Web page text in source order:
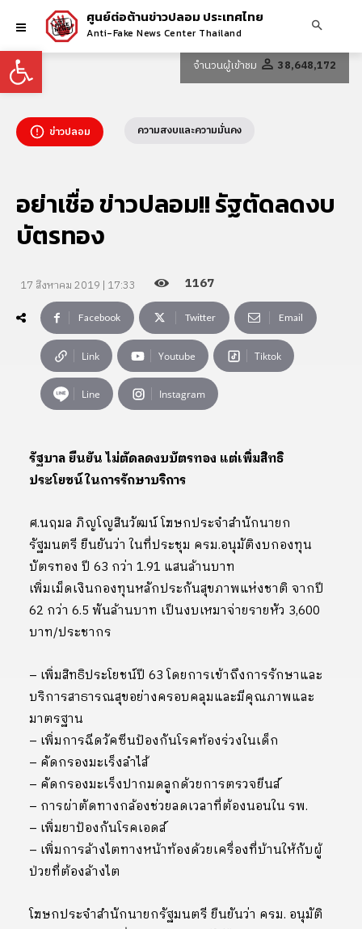
Open toolbar
ศูนย์ต่อต้านข่าวปลอม ประเทศไทย
Anti-Fake News Center Thailand
จำนวนผู้เข้าชม 38,648,172
ข่าวปลอม ความสงบและความมั่นคง
อย่าเชื่อ ข่าวปลอม!! รัฐตัดลดงบ
บัตรทอง
17 สิงหาคม 2019 | 17:33 1167
Facebook Twitter Email
Link Youtube Tiktok
Line Instagram
รัฐบาล ยืนยัน ไม่ตัดลดงบบัตรทอง แต่เพิ่มสิทธิ
ประโยชน์ในการรักษาบริการ
ศ.นฤมล ภิญโญสินวัฒน์ โฆษกประจำสำนักนายก
รัฐมนตรี ยืนยันว่า ในที่ประชุม ครม.อนุมัติงบกองทุน
บัตรทอง ปี 63 กว่า 1.91 แสนล้านบาท
เพิ่มเม็ดเงินกองทุนหลักประกันสุขภาพแห่งชาติ จากปี
62 กว่า 6.5 พันล้านบาท เป็นงบเหมาจ่ายรายหัว 3,600
บาท/ประชากร
– เพิ่มสิทธิประโยชน์ปี 63 โดยการเข้าถึงการรักษาและ
บริการสาธารณสุขอย่างครอบคลุมและมีคุณภาพและ
มาตรฐาน
– เพิ่มการฉีดวัคซีนป้องกันโรคท้องร่วงในเด็ก
– คัดกรองมะเร็งลำไส้
– คัดกรองมะเร็งปากมดลูกด้วยการตรวจยีนส์
– การผ่าตัดทางกล้องช่วยลดเวลาที่ต้องนอนใน รพ.
– เพิ่มยาป้องกันโรคเอดส์
– เพิ่มการล้างไตทางหน้าท้องด้วยเครื่องที่บ้านให้กับผู้
ป่วยที่ต้องล้างไต
โฆษกประจำสำนักนายกรัฐมนตรี ยืนยันว่า ครม. อนุมัติ